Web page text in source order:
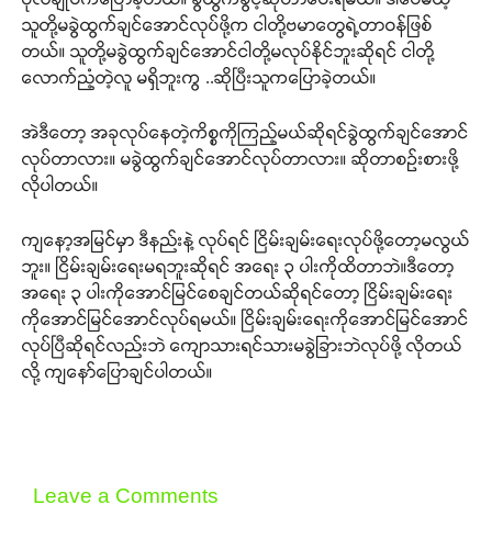
သူတို့မခွဲထွက်ချင်အောင်လုပ်ဖို့က ငါတို့ဗမာတွေရဲ့တာဝန်ဖြစ်
တယ်။ သူတို့မခွဲထွက်ချင်အောင်ငါတို့မလုပ်နိုင်ဘူးဆိုရင် ငါတို့
လောက်ညံ့တဲ့လူ မရှိဘူးကွ ..ဆိုပြီးသူကပြောခဲ့တယ်။
အဲဒီတော့ အခုလုပ်နေတဲ့ကိစ္စကိုကြည့်မယ်ဆိုရင်ခွဲထွက်ချင်အောင်
လုပ်တာလား။ မခွဲထွက်ချင်အောင်လုပ်တာလား။ ဆိုတာစဉ်းစားဖို့
လိုပါတယ်။
ကျနော့အမြင်မှာ ဒီနည်းနဲ့ လုပ်ရင် ငြိမ်းချမ်းရေးလုပ်ဖို့တော့မလွယ်
ဘူး။ ငြိမ်းချမ်းရေးမရဘူးဆိုရင် အရေး ၃ ပါးကိုထိတာဘဲ။ဒီတော့
အရေး ၃ ပါးကိုအောင်မြင်စေချင်တယ်ဆိုရင်တော့ ငြိမ်းချမ်းရေး
ကိုအောင်မြင်အောင်လုပ်ရမယ်။ ငြိမ်းချမ်းရေးကိုအောင်မြင်အောင်
လုပ်ပြီဆိုရင်လည်းဘဲ ကျောသားရင်သားမခွဲခြားဘဲလုပ်ဖို့ လိုတယ်
လို့ ကျနော်ပြောချင်ပါတယ်။
Leave a Comments